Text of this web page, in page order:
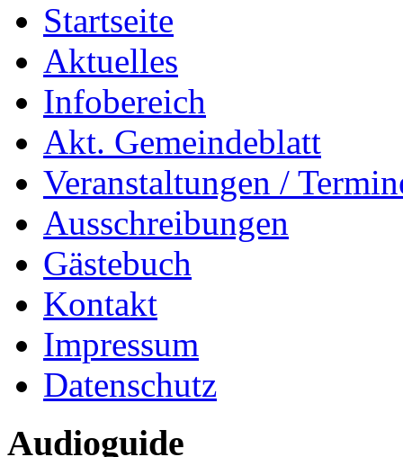
Startseite
Aktuelles
Infobereich
Akt. Gemeindeblatt
Veranstaltungen /
Ausschreibungen
Gästebuch
Kontakt
Impressum
Datenschutz
Audioguide